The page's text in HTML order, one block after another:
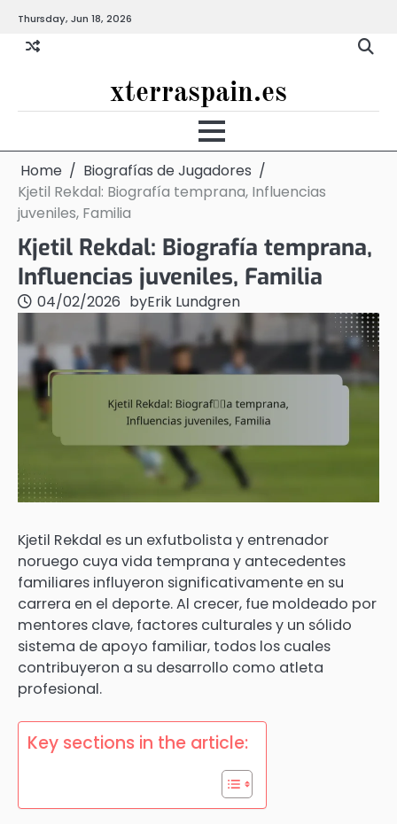
content
Thursday, Jun 18, 2026
xterraspain.es
Home
Biografías de Jugadores
Kjetil Rekdal: Biografía temprana, Influencias
juveniles, Familia
Kjetil Rekdal: Biografía temprana,
Influencias juveniles, Familia
04/02/2026 byErik Lundgren
Kjetil Rekdal es un exfutbolista y entrenador
noruego cuya vida temprana y antecedentes
familiares influyeron significativamente en su
carrera en el deporte. Al crecer, fue moldeado por
mentores clave, factores culturales y un sólido
sistema de apoyo familiar, todos los cuales
contribuyeron a su desarrollo como atleta
profesional.
Key sections in the article: